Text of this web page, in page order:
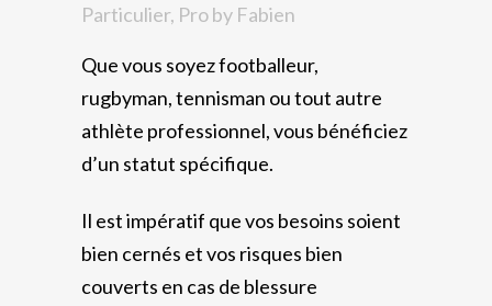
Particulier, Proby Fabien
Que vous soyez footballeur,
rugbyman, tennisman ou tout autre
athlète professionnel, vous bénéficiez
d’un statut spécifique.
Il est impératif que vos besoins soient
bien cernés et vos risques bien
couverts en cas de blessure